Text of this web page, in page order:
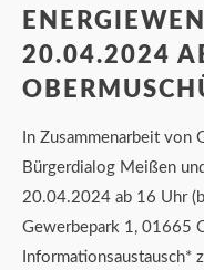
20.04.2024
In Zusammenarbeit von
Bürgerdialog Meißen
20.04.2024 ab 16 Uhr
Gewerbepark 1, 01665
Informationsaustausch*